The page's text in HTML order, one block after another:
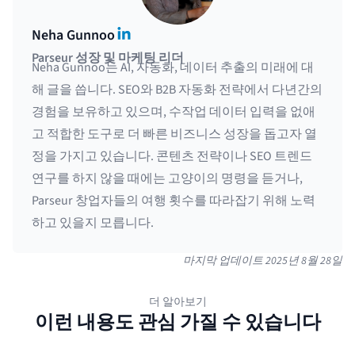
Neha GunnooLinkedIn
Parseur 성장 및 마케팅 리더
Neha Gunnoo는 AI, 자동화, 데이터 추출의 미래에 대
해 글을 씁니다. SEO와 B2B 자동화 전략에서 다년간의
경험을 보유하고 있으며, 수작업 데이터 입력을 없애
고 적합한 도구로 더 빠른 비즈니스 성장을 돕고자 열
정을 가지고 있습니다. 콘텐츠 전략이나 SEO 트렌드
연구를 하지 않을 때에는 고양이의 명령을 듣거나,
Parseur 창업자들의 여행 횟수를 따라잡기 위해 노력
하고 있을지 모릅니다.
마지막 업데이트2025년 8월 28일
더 알아보기
이런 내용도 관심 가질 수 있습니다